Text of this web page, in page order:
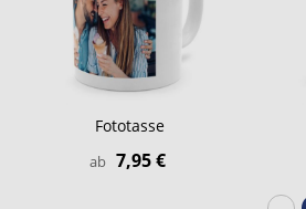
Fototasse
ab 7,95 €